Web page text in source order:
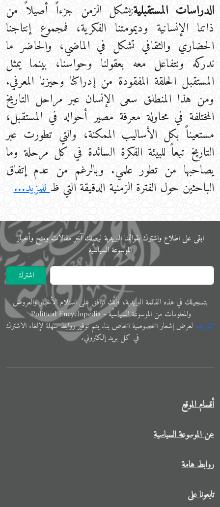
الدراسات المستقبلية:يشكل الزمن جزءاً أصيلاً من
ذاتنا الإنسانية وديمومتنا الفكرية، فمجموع إنتاجنا
الحضاري والثقافي تشكل في الماضي، والحاضر ما
ندركه ونتفاعل معه بعقولنا وحواسنا، بينما يمثل
المستقبل الحلقة المفقودة من إدراكنا وحيزنا المعرفي.
ومن هذا المنطلق سعى الإنسان عبر مراحل التاريخ
المختلفة في محاولة معرفة مصير أحواله في المستقبل،
مستعيناً بكل الأساليب الممكنة، والتي تطورت عبر
التاريخ تبعاً للبيئة الفكرة السائدة في كل مرحلة وما
يصاحبها من تطور علمي. وبالرغم من عدم إتفاق
الباحثين حول الفترة الزمنية الدقيقة التي ظللمزيد...
ابقى على اﻃﻼع واشترك بقوائمنا البريدية ليصلك آخر مقالات ومنح وأخبار
الموسوعة اﻟﺴﻴﺎﺳﻴّﺔ
اشترك
ﺑﺘﺴﺠﻴﻠﻚ في ﻫﺬﻩ اﻟﻘﺎﺋﻤﺔ البريدية، فإنَّك ﺗﻮاﻓﻖ ﻋﻠﻰ اﺳﺘﻼم اﻷﺧﺒﺎر واﻟﻌﺮوض
والمعلوﻣﺎت ﻣﻦ الموسوعة اﻟﺴﻴﺎﺳﻴّﺔ - Political Encyclopedia.
اﻧﻘﺮ ﻫﻨﺎ ﻟﻌﺮض إﺷﻌﺎر الخصوصية الخاص ﺑﻨﺎ. ﻳﺘﻢ ﺗﻮفير رواﺑﻂ ﺳﻬﻠﺔ لإﻟﻐﺎء الاشترك
في ﻛﻞ ﺑﺮﻳﺪ إلكتروني.
أقسام الموقع
عن الموسوعة السياسية
روابط هامة
تابعونا على